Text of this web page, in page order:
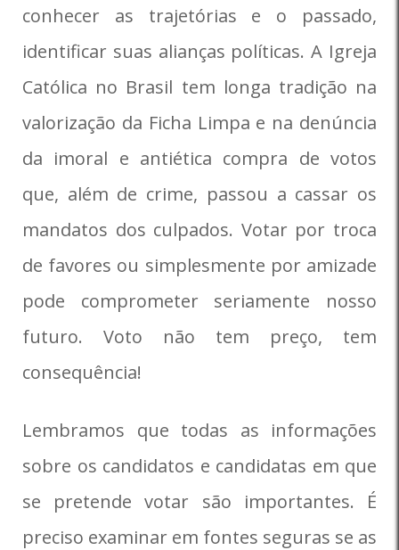
conhecer as trajetórias e o passado,
identificar suas alianças políticas. A Igreja
Católica no Brasil tem longa tradição na
valorização da Ficha Limpa e na denúncia
da imoral e antiética compra de votos
que, além de crime, passou a cassar os
mandatos dos culpados. Votar por troca
de favores ou simplesmente por amizade
pode comprometer seriamente nosso
futuro. Voto não tem preço, tem
consequência!
Lembramos que todas as informações
sobre os candidatos e candidatas em que
se pretende votar são importantes. É
preciso examinar em fontes seguras se as